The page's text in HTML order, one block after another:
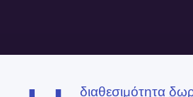
διαθεσιμότητα